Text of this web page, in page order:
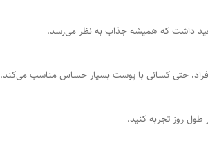
داشت که همیشه جذاب به نظر می‌رسد.
افراد، حتی کسانی با پوست بسیار حساس مناسب می‌کند.
روز تجربه کنید.